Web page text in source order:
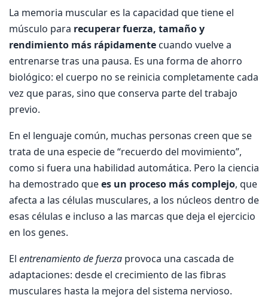
La memoria muscular es la capacidad que tiene el
músculo para recuperar fuerza, tamaño y
rendimiento más rápidamente cuando vuelve a
entrenarse tras una pausa. Es una forma de ahorro
biológico: el cuerpo no se reinicia completamente cada
vez que paras, sino que conserva parte del trabajo
previo.
En el lenguaje común, muchas personas creen que se
trata de una especie de “recuerdo del movimiento”,
como si fuera una habilidad automática. Pero la ciencia
ha demostrado quees un proceso más complejo, que
afecta a las células musculares, a los núcleos dentro de
esas células e incluso a las marcas que deja el ejercicio
en los genes.
El entrenamiento de fuerza provoca una cascada de
adaptaciones: desde el crecimiento de las fibras
musculares hasta la mejora del sistema nervioso.